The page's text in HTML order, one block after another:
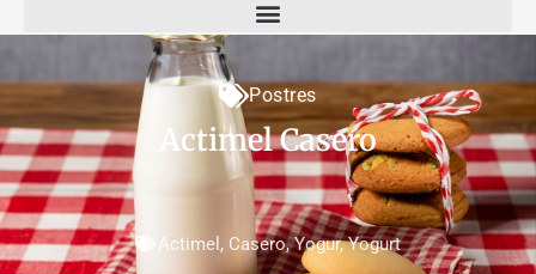
Postres
Actimel Casero
Actimel , Casero,Yogur,Yogurt